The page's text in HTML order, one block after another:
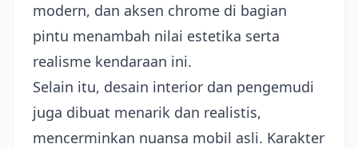
modern, dan aksen chrome di bagian
pintu menambah nilai estetika serta
realisme kendaraan ini.
Selain itu, desain interior dan pengemudi
juga dibuat menarik dan realistis,
mencerminkan nuansa mobil asli. Karakter